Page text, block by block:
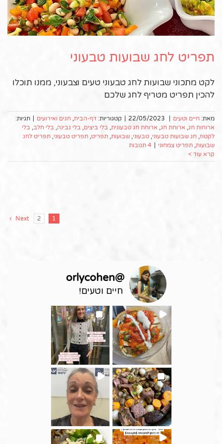
תפריט לחג שבועות טבעוני
לקט מתכוני שבועות לחג טבעוני טעים וצבעוני, ממנו תוכלו
להכין תפריט מטריף לחג שלכם
מאת: חיים וטעים 22/05/2023 קטגוריות: דף-הבית, חגים ואירועים
תגיות:
ארוחות חג, ארוחת חג, ארוחת חג טבעונית, בלי ביצים, בלי גבינה, בלי חלב, בלי
לקטוז, חג שבועות טבעוני, טבעוני, שבועות, תפריט, תפריט טבעוני, תפריט לחג
שבועות, תפריט צמחוני
4 תגובות
קרא עוד >
1
2
Next
@
orlycohen
חיים וטעים!